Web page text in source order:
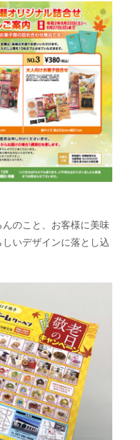
のこと、お客様に美味
いデザインに落とし込